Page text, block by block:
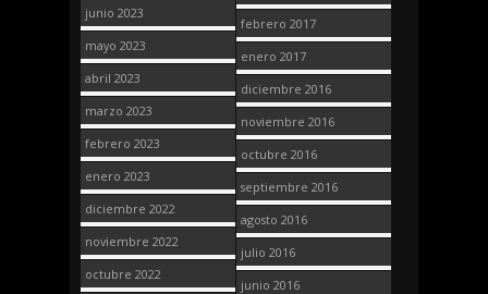
junio 2023
mayo 2023
abril 2023
marzo 2023
febrero 2023
enero 2023
diciembre 2022
noviembre 2022
octubre 2022
febrero 2017
enero 2017
diciembre 2016
noviembre 2016
octubre 2016
septiembre 2016
agosto 2016
julio 2016
junio 2016